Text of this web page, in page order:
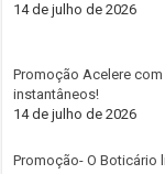
14 de julho de 2026
Promoção Acelere
instantâneos!
14 de julho de 2026
Promoção- O Boticário